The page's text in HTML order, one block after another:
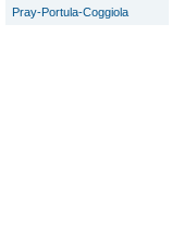
Pray-Portula-Coggiola